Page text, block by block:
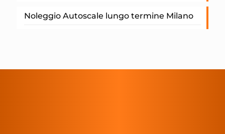
Noleggio Autoscale lungo termine Milano